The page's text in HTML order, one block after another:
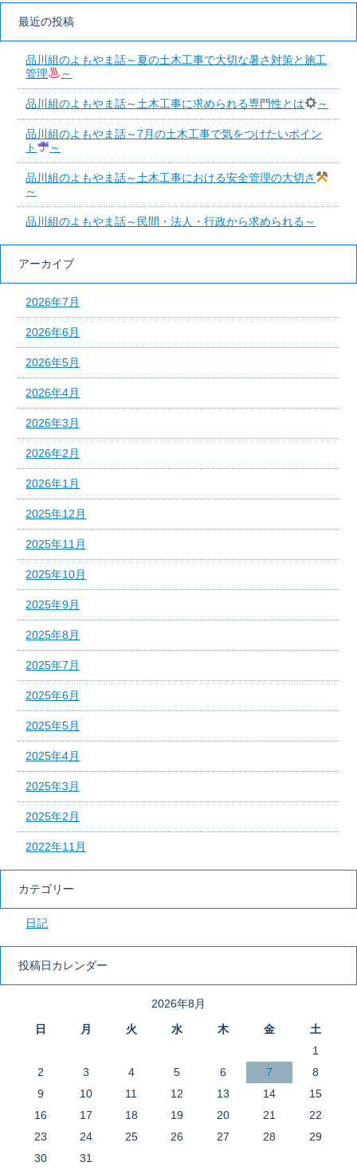
最近の投稿
品川組のよもやま話～夏の土木工事で大切な暑さ対策と施工
管理
～
品川組のよもやま話～土木工事に求められる専門性とは ～
品川組のよもやま話～7月の土木工事で気をつけたいポイン
ト
～
品川組のよもやま話～土木工事における安全管理の大切さ
～
品川組のよもやま話～民間・法人・行政から求められる～
アーカイブ
2026年7月
2026年6月
2026年5月
2026年4月
2026年3月
2026年2月
2026年1月
2025年12月
2025年11月
2025年10月
2025年9月
2025年8月
2025年7月
2025年6月
2025年5月
2025年4月
2025年3月
2025年2月
2022年11月
カテゴリー
日記
投稿日カレンダー
2026年8月
日
月 火 水 木 金
土
1
2
3 4 5 6 7
8
9
10 11 12 13 14
15
16
17 18 19 20 21
22
23
24 25 26 27 28
29
30
31